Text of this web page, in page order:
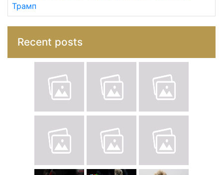
Трамп
Recent posts